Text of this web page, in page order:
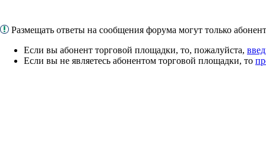
Размещать ответы на сообщения форума могут только
Если вы абонент торговой площадки, то, пожалуйста,
Если вы не являетесь абонентом торговой площадки, то